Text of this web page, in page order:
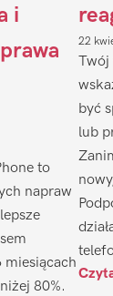
i
to
napraw
miesiącach
80%.
22
Twój
być
lub